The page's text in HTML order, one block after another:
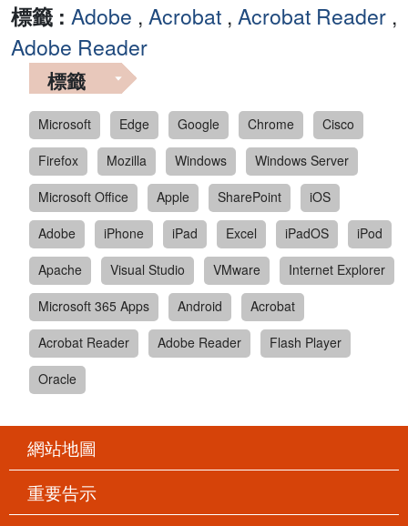
標籤 : Adobe , Acrobat , Acrobat Reader ,
Adobe Reader
標籤
Microsoft Edge Google Chrome
Cisco
Firefox
Mozilla Windows
Windows Server
Microsoft Office
Apple SharePoint
iOS
Adobe
iPhone iPad Excel iPadOS
iPod
Apache
Visual Studio VMware
Internet Explorer
Microsoft 365 Apps
Android
Acrobat
Acrobat Reader
Adobe Reader
Flash Player
Oracle
網站地圖
重要告示